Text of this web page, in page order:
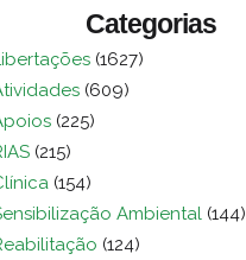
Categorias
(1627)
(609)
(225)
(215)
(154)
Ambiental (144)
(124)